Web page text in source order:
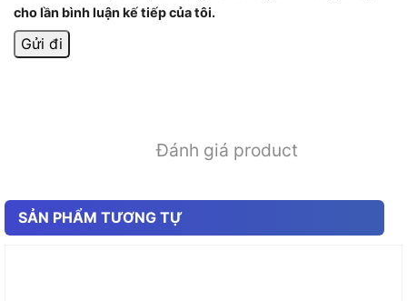
cho lần bình luận kế tiếp của tôi.
Đánh giá product
SẢN PHẨM TƯƠNG TỰ